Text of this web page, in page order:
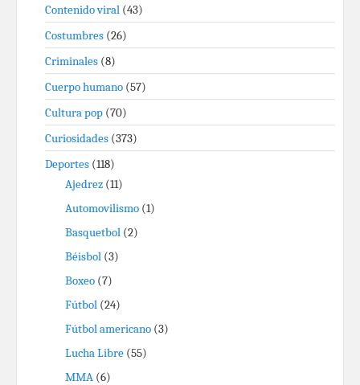
Contenido viral (43)
Costumbres (26)
Criminales (8)
Cuerpo humano (57)
Cultura pop (70)
Curiosidades (373)
Deportes (118)
Ajedrez (11)
Automovilismo (1)
Basquetbol (2)
Béisbol (3)
Boxeo (7)
Fútbol (24)
Fútbol americano (3)
Lucha Libre (55)
MMA (6)